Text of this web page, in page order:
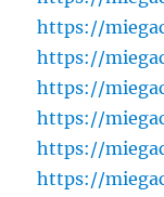
https://
https://
https://
https://
https://
https://